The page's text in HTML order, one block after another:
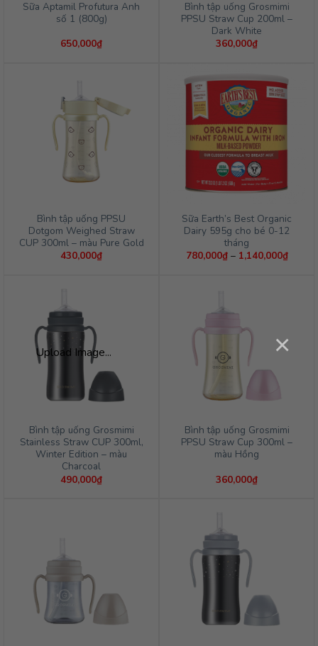
Upload Image... ×
Sữa Aptamil Profutura Anh
số 1 (800g)
650,000₫
Bình tập uống Grosmimi
PPSU Straw Cup 200ml –
Dark White
360,000₫
Bình tập uống PPSU
Dotgom Weighed Straw
CUP 300ml – màu Pure Gold
430,000₫
Sữa Earth’s Best Organic
Dairy 595g cho bé 0-12
tháng
780,000₫ – 1,140,000₫
giá:
Bình tập uống Grosmimi
Stainless Straw CUP 300ml,
Winter Edition – màu
Charcoal
490,000₫
Bình tập uống Grosmimi
PPSU Straw Cup 300ml –
màu Hồng
360,000₫